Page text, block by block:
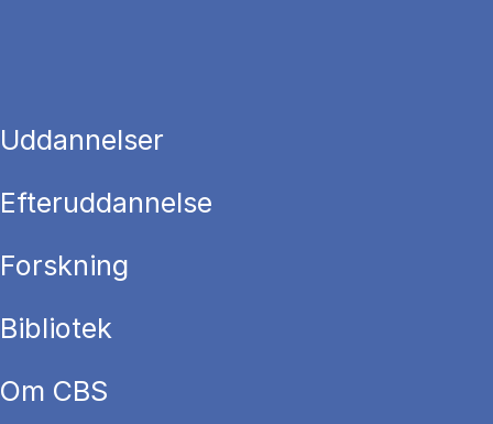
Uddannelser
Efteruddannelse
Forskning
Bibliotek
Om CBS